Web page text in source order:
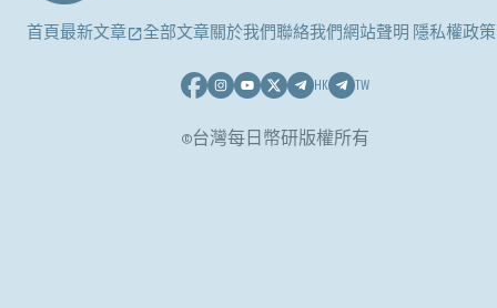
首頁最新文章 全部文章關於我們聯絡我們網站聲明 隱私權政策
HK TW
©台灣每日幣研版權所有